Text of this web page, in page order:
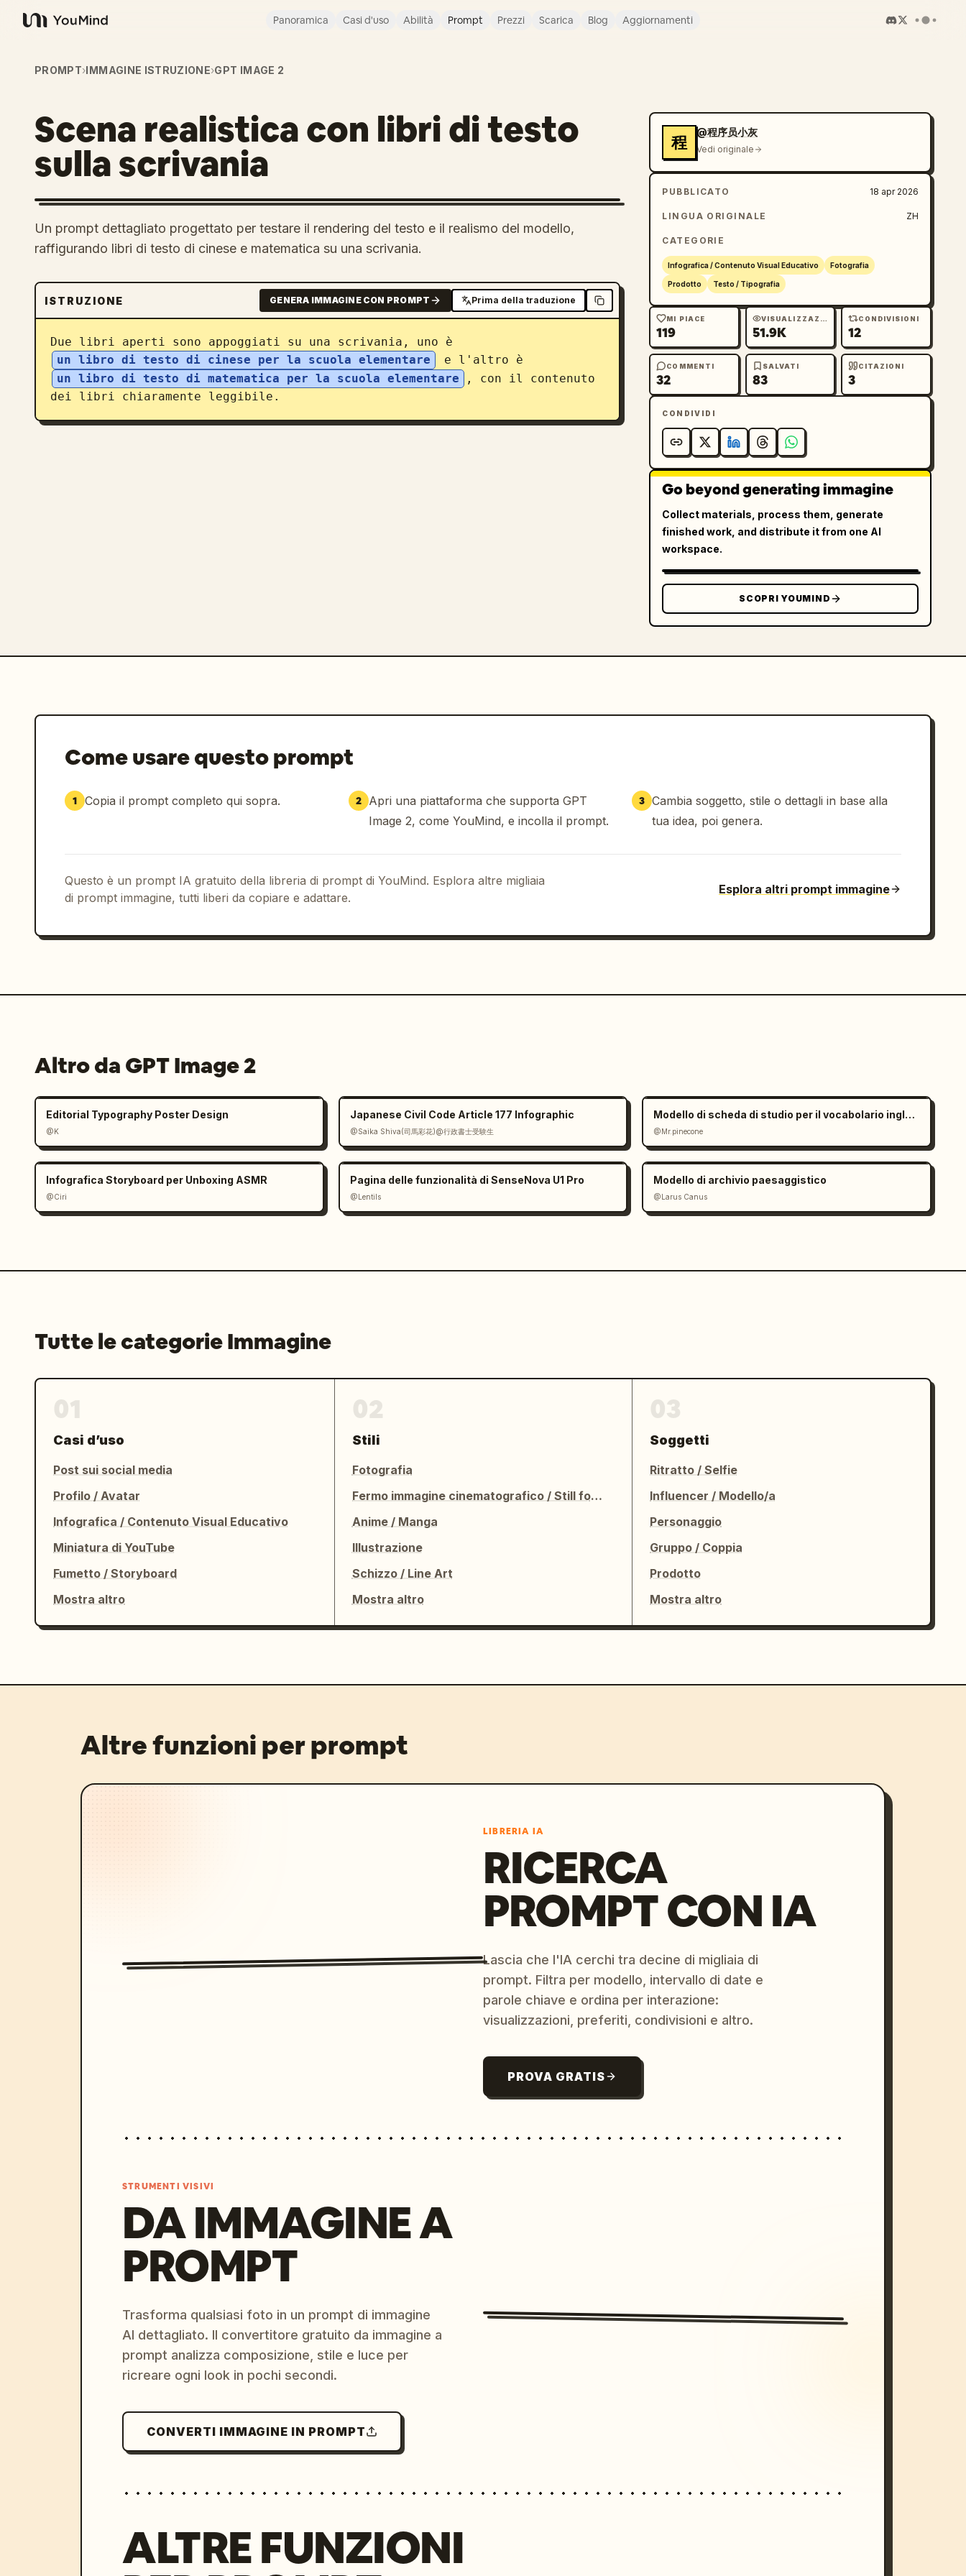
YouMind
Panoramica Casi d'uso Abilità Prompt Prezzi Scarica Blog Aggiornamenti
PROMPT›IMMAGINE ISTRUZIONE›GPT IMAGE 2
Scena realistica con libri di testo
sulla scrivania
Un prompt dettagliato progettato per testare il rendering del testo e il realismo del modello,
raffigurando libri di testo di cinese e matematica su una scrivania.
ISTRUZIONE GENERA IMMAGINE CON PROMPT Prima della traduzione
Due libri aperti sono appoggiati su una scrivania, uno è
un libro di testo di cinese per la scuola elementare
e l'altro è
un libro di testo di matematica per la scuola elementare
, con il contenuto
dei libri chiaramente leggibile.
程
@程序员小灰
Vedi originale
PUBBLICATO 18 apr 2026
LINGUA ORIGINALE ZH
CATEGORIE
Infografica / Contenuto Visual Educativo Fotografia
Prodotto Testo / Tipografia
MI PIACE
119
VISUALIZZAZIONI
51.9K
CONDIVISIONI
12
COMMENTI
32
SALVATI
83
CITAZIONI
3
CONDIVIDI
Go beyond generating immagine
Collect materials, process them, generate
finished work, and distribute it from one AI
workspace.
SCOPRI YOUMIND
Come usare questo prompt
1 Copia il prompt completo qui sopra. 2 Apri una piattaforma che supporta GPT
Image 2, come YouMind, e incolla il prompt.
3 Cambia soggetto, stile o dettagli in base alla
tua idea, poi genera.
Questo è un prompt IA gratuito della libreria di prompt di YouMind. Esplora altre migliaia
di prompt immagine, tutti liberi da copiare e adattare.
Esplora altri prompt immagine
Altro da GPT Image 2
Editorial Typography Poster Design
@K
Japanese Civil Code Article 177 Infographic
@Saika Shiva(司馬彩花)@行政書士受験生
Modello di scheda di studio per il vocabolario inglese
@Mr.pinecone
Infografica Storyboard per Unboxing ASMR
@Ciri
Pagina delle funzionalità di SenseNova U1 Pro
@Lentils
Modello di archivio paesaggistico
@Larus Canus
Tutte le categorie Immagine
Casi d’uso
Post sui social media
Profilo / Avatar
Infografica / Contenuto Visual Educativo
Miniatura di YouTube
Fumetto / Storyboard
Mostra altro
Stili
Fotografia
Fermo immagine cinematografico / Still fotografico
Anime / Manga
Illustrazione
Schizzo / Line Art
Mostra altro
Soggetti
Ritratto / Selfie
Influencer / Modello/a
Personaggio
Gruppo / Coppia
Prodotto
Mostra altro
Altre funzioni per prompt
LIBRERIA IA
RICERCA
PROMPT CON IA
Lascia che l'IA cerchi tra decine di migliaia di
prompt. Filtra per modello, intervallo di date e
parole chiave e ordina per interazione:
visualizzazioni, preferiti, condivisioni e altro.
PROVA GRATIS
STRUMENTI VISIVI
DA IMMAGINE A
PROMPT
Trasforma qualsiasi foto in un prompt di immagine
AI dettagliato. Il convertitore gratuito da immagine a
prompt analizza composizione, stile e luce per
ricreare ogni look in pochi secondi.
CONVERTI IMMAGINE IN PROMPT
ALTRE FUNZIONI